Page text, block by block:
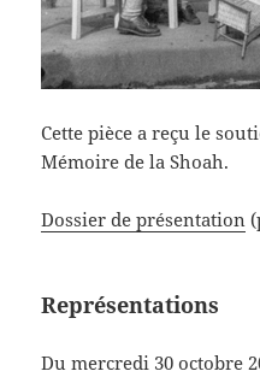
Cette pièce a reçu le
Mémoire de la Shoah.
Dossier de présentation
Représentations
Du mercredi 30 octobre